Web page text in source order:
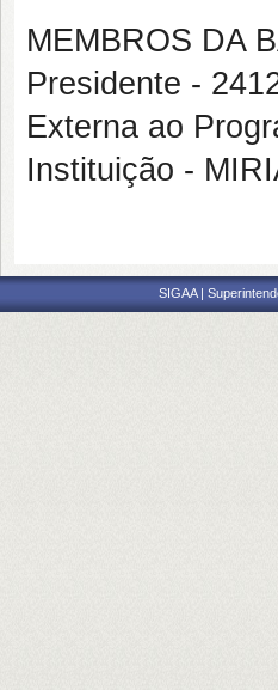
MEMBROS DA
Presidente -
Externa ao
Instituição -
SIGAA |